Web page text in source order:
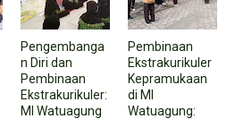
Pengembanga
n Diri dan
Pembinaan
Ekstrakurikuler:
MI Watuagung
Pembinaan
Ekstrakurikuler
Kepramukaan
di MI
Watuagung: